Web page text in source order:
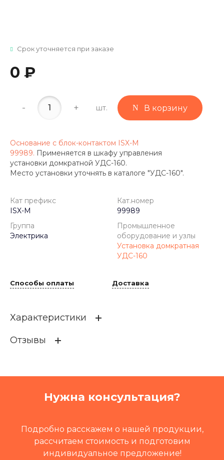
Срок уточняется при заказе
0 ₽
- + шт. В корзину
Основание с блок-контактом ISX-M
99989. Применяется в шкафу управления
установки домкратной УДС-160.
Место установки уточнять в каталоге "УДС-160".
Кат префикс
ISX-M
Кат.номер
99989
Группа
Электрика
Промышленное
оборудование и узлы
Установка домкратная
УДС-160
Способы оплаты Доставка
Характеристики
Кат префикс
Промышленное оборудов
Установка домкратная УД
Отзывы
Нужна консультация?
Подробно расскажем о нашей продукции,
рассчитаем стоимость и подготовим
индивидуальное предложение!